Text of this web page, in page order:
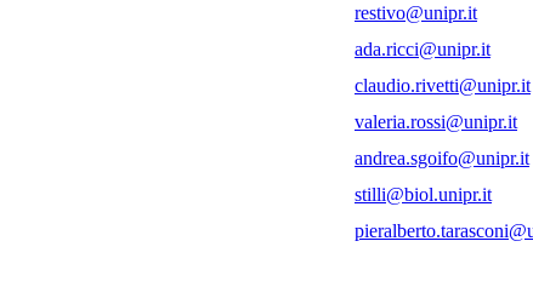
restivo@unipr.it
ada.ricci@unipr.it
claudio.rivetti@unipr.it
valeria.rossi@unipr.it
andrea.sgoifo@unipr.it
stilli@biol.unipr.it